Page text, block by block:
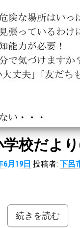
学校だよ
6月19日 投稿者: 下呂
続きを読む